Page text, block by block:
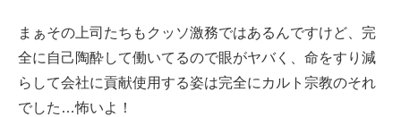
まぁその上司たちもクッソ激務ではあるんですけど、完
全に自己陶酔して働いてるので眼がヤバく、命をすり減
らして会社に貢献使用する姿は完全にカルト宗教のそれ
でした…怖いよ！